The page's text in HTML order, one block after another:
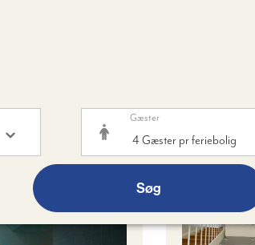
Gæster
Søg
28-08-2026 - 30-08-2026 - 1